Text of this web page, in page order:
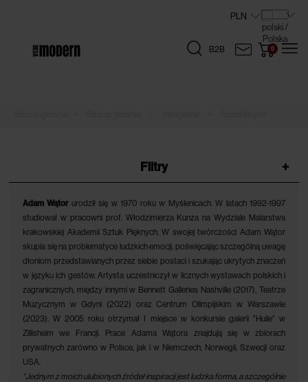
B2B
Filtry +
Adam Wątorurodził się w 1970 roku w Myślenicach. W latach 1992-1997
studiował w pracowni prof. Włodzimierza Kunza na Wydziale Malarstwa
krakowskiej Akademii Sztuk Pięknych. W swojej twórczości Adam Wątor
skupia się na problematyce ludzkich emocji, poświęcając szczególną uwagę
dłoniom przedstawianych przez siebie postaci i szukając ukrytych znaczeń
w języku ich gestów. Artysta uczestniczył w licznych wystawach polskich i
zagranicznych, między innymi w Bennett Galleries Nashville (2017), Teatrze
Muzycznym w Gdyni (2022) oraz Centrum Olimpijskim w Warszawie
(2023). W 2005 roku otrzymał I miejsce w konkursie galerii "Huile" w
Zillisheim we Francji. Prace Adama Wątora znajdują się w zbiorach
prywatnych zarówno w Polsce, jak i w Niemczech, Norwegii, Szwecji oraz
USA.
"Jednym z moich ulubionych źródeł inspiracji jest ludzka forma, a szczególnie